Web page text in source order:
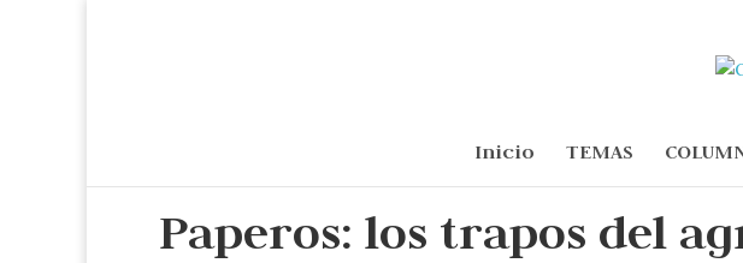
Inicio TEMAS
Paperos: los trapos del